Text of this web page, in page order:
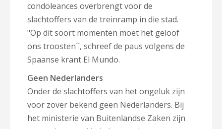
condoleances overbrengt voor de
slachtoffers van de treinramp in die stad.
"Op dit soort momenten moet het geloof
ons troosten´´, schreef de paus volgens de
Spaanse krant El Mundo.
Geen Nederlanders
Onder de slachtoffers van het ongeluk zijn
voor zover bekend geen Nederlanders. Bij
het ministerie van Buitenlandse Zaken zijn